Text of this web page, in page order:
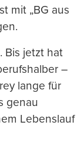
mit „BG aus
Bis jetzt hat
–
lange für
genau
Lebenslauf